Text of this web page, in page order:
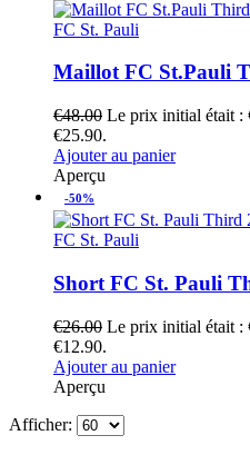
FC St. Pauli
Maillot FC St.Pauli
€48.00 Le prix initial était :
€25.90.
Ajouter au panier
Aperçu
-50%
FC St. Pauli
Short FC St. Pauli
€26.00 Le prix initial était :
€12.90.
Ajouter au panier
Aperçu
Afficher: